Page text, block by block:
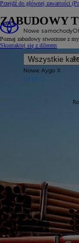
Przejdź do głównej zawartości
Nowe samochody
Wszystkie
Nowe Aygo X
HYBRID
ZABUDOWY
Poznaj zabudowy stworzone z
Skontaktuj się z dilerem